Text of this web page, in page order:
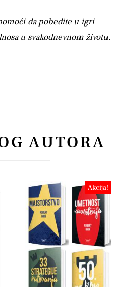
da pobedite u igri
u svakodnevnom životu.
AUTORA
Akcija!